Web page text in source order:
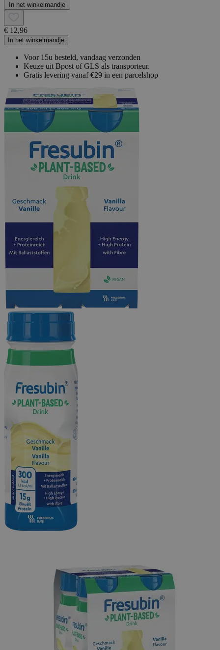
In het winkelmandje
€ 12,96
In het winkelmandje
Voor 15u besteld, vandaag verzonden
Keuze uit Bpost of GLS als transporteur.
Gratis levering vanaf €29 in een parcelshop